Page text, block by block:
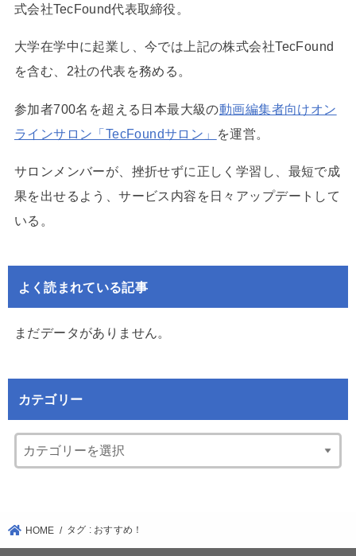
式会社TecFound代表取締役。
大学在学中に起業し、今では上記の株式会社TecFound
を含む、2社の代表を務める。
参加者700名を超える日本最大級の動画編集者向けオン
ラインサロン「TecFoundサロン」
を運営。
サロンメンバーが、挫折せずに正しく学習し、最短で成
果を出せるよう、サービス内容を日々アップデートして
いる。
よく読まれている記事
まだデータがありません。
カテゴリー
HOME タグ : おすすめ！